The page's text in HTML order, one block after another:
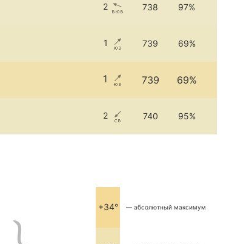
2 738 97%
1 739 69%
1 739 69%
2 740 95%
+34° — абсолютный максимум